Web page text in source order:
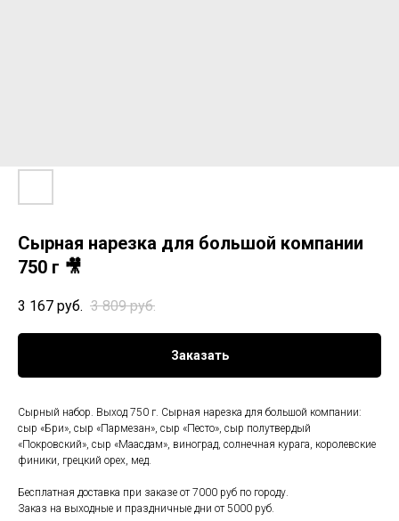
Сырная нарезка для большой компании
750 г 🎥
3 167 руб. 3 809 руб.
Заказать
Сырный набор. Выход 750 г. Сырная нарезка для большой компании:
сыр «Бри», сыр «Пармезан», сыр «Песто», сыр полутвердый
«Покровский», сыр «Маасдам», виноград, солнечная курага, королевские
финики, грецкий орех, мед.
Бесплатная доставка при заказе от 7000 руб по городу.
Заказ на выходные и праздничные дни от 5000 руб.